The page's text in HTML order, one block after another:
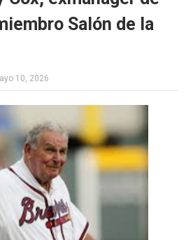
Salón de la
10, 2026